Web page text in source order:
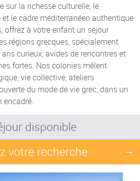
sur la richesse culturelle, le
le cadre méditerranéen authentique
offrez à votre enfant un séjour
régions grecques, spécialement
curieux, avides de rencontres et
fortes. Nos colonies mêlent
vie collective, ateliers
du mode de vie grec, dans un
encadré.
disponible
votre recherche
→